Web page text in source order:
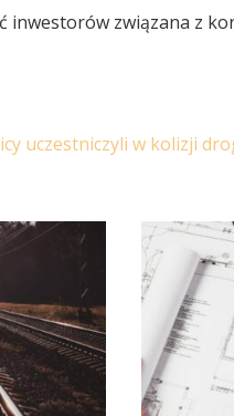
inwestorów związana z
uczestniczyli w kolizji